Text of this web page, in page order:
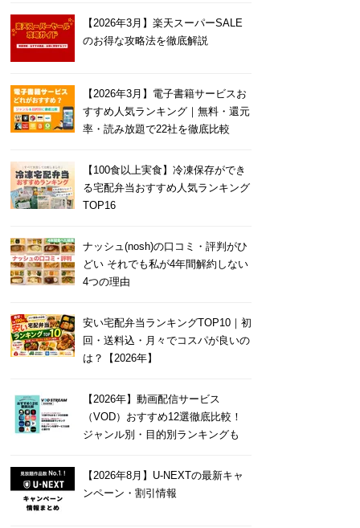
【2026年3月】楽天スーパーSALE
のお得な攻略法を徹底解説
【2026年3月】電子書籍サービスお
すすめ人気ランキング｜無料・還元
率・読み放題で22社を徹底比較
【100食以上実食】冷凍保存ができ
る宅配弁当おすすめ人気ランキング
TOP16
ナッシュ(nosh)の口コミ・評判がひ
どい それでも私が4年間解約しない
4つの理由
安い宅配弁当ランキングTOP10｜初
回・送料込・月々でコスパが良いの
は？【2026年】
【2026年】動画配信サービス
（VOD）おすすめ12選徹底比較！
ジャンル別・目的別ランキングも
【2026年8月】U-NEXTの最新キャ
ンペーン・割引情報